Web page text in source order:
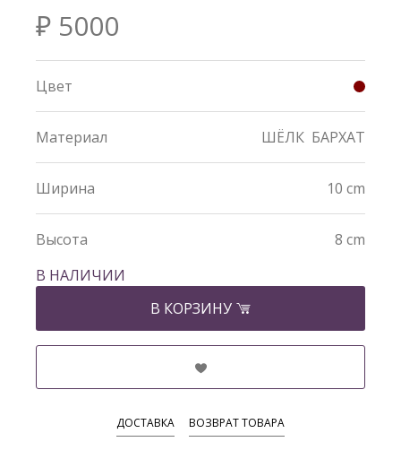
₽ 5000
Цвет
Материал ШЁЛК БАРХАТ
Ширина 10 cm
Высота
8 cm
В НАЛИЧИИ
В КОРЗИНУ
ДОСТАВКА ВОЗВРАТ ТОВАРА